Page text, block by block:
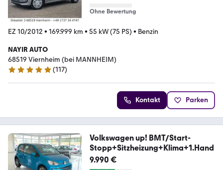
Ohne Bewertung
EZ 10/2012 • 169.999 km • 55 kW (75 PS) • Benzin
NAYIR AUTO
68519 Viernheim (bei MANNHEIM)
4.9 Sterne
(117)
Kontakt Parken
Volkswagen up! BMT/Start-
Stopp+Sitzheizung+Klima+1.Hand
9.990 €